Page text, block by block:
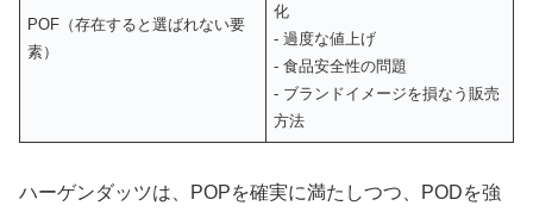
POF（存在すると選ばれない要
素）
化
- 過度な値上げ
- 食品安全性の問題
- ブランドイメージを損なう販売
方法
ハーゲンダッツは、POPを確実に満たしつつ、PODを強